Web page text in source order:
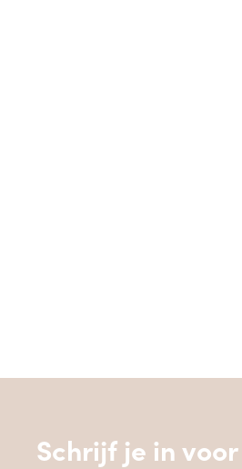
Schrijf je in